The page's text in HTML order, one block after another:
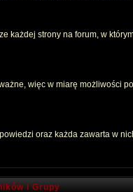
strony na forum, w
więc w miarę możliwości
oraz każda zawarta w
i Grupy